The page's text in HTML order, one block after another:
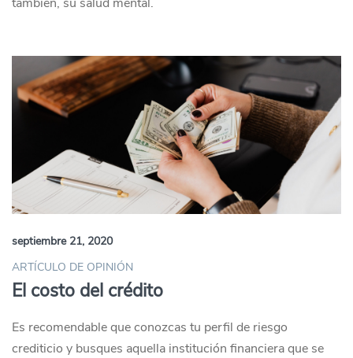
septiembre 21, 2020
ARTÍCULO DE OPINIÓN
El costo del crédito
Es recomendable que conozcas tu perfil de riesgo
crediticio y busques aquella institución financiera que se